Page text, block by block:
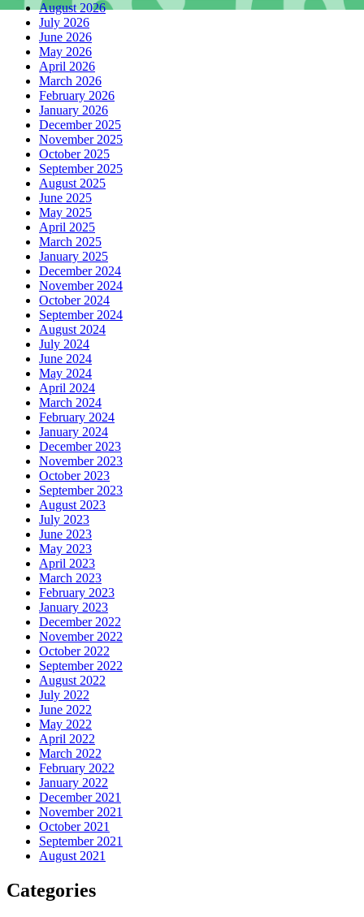
August 2026
July 2026
June 2026
May 2026
April 2026
March 2026
February 2026
January 2026
December 2025
November 2025
October 2025
September 2025
August 2025
June 2025
May 2025
April 2025
March 2025
January 2025
December 2024
November 2024
October 2024
September 2024
August 2024
July 2024
June 2024
May 2024
April 2024
March 2024
February 2024
January 2024
December 2023
November 2023
October 2023
September 2023
August 2023
July 2023
June 2023
May 2023
April 2023
March 2023
February 2023
January 2023
December 2022
November 2022
October 2022
September 2022
August 2022
July 2022
June 2022
May 2022
April 2022
March 2022
February 2022
January 2022
December 2021
November 2021
October 2021
September 2021
August 2021
Categories